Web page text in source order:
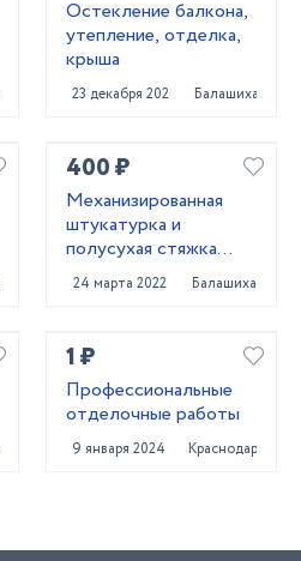
Остекление балкона,
утепление, отделка,
крыша
23 декабря 2020 Балашиха
400 ₽
Механизированная
штукатурка и
полусухая стяжка
пола
24 марта 2022 Балашиха
1 ₽
Профессиональные
отделочные работы
9 января 2024 Краснодар